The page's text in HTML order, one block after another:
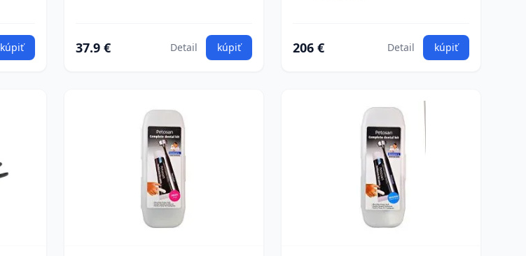
kúpiť 37.9 € Detail kúpiť 206 € Detail kúpiť